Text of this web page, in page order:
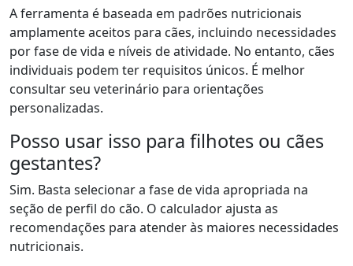
A ferramenta é baseada em padrões nutricionais
amplamente aceitos para cães, incluindo necessidades
por fase de vida e níveis de atividade. No entanto, cães
individuais podem ter requisitos únicos. É melhor
consultar seu veterinário para orientações
personalizadas.
Posso usar isso para filhotes ou cães
gestantes?
Sim. Basta selecionar a fase de vida apropriada na
seção de perfil do cão. O calculador ajusta as
recomendações para atender às maiores necessidades
nutricionais.